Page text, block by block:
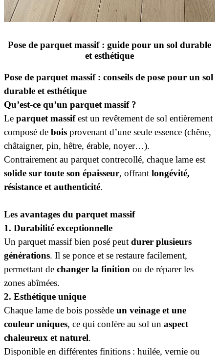
Pose de parquet massif : guide pour un sol durable
et esthétique
Pose de parquet massif : conseils de pose pour un sol
durable et esthétique
Qu’est-ce qu’un parquet massif ?
Le parquet massifest un revêtement de sol entièrement
composé de bois provenant d’une seule essence (chêne,
châtaigner, pin, hêtre, érable, noyer…).
Contrairement au parquet contrecollé, chaque lame est
solide sur toute son épaisseur, offrant longévité,
résistance et authenticité.
Les avantages du parquet massif
1. Durabilité exceptionnelle
Un parquet massif bien posé peut durer plusieurs
générations. Il se ponce et se restaure facilement,
permettant de changer la finition ou de réparer les
zones abîmées.
2. Esthétique unique
Chaque lame de bois possède un veinage et une
couleur uniques, ce qui confère au sol un aspect
chaleureux et naturel.
Disponible en différentes finitions : huilée, vernie ou